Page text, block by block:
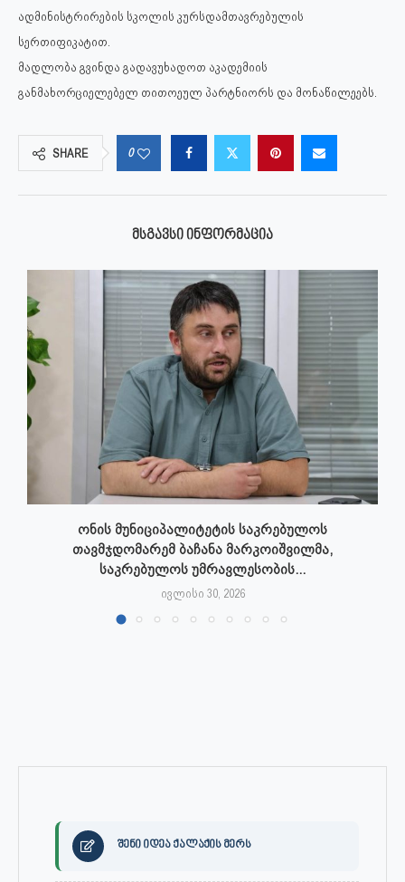
ადმინისტრირების სკოლის კურსდამთავრებულის
სერთიფიკატით.
მადლობა გვინდა გადავუხადოთ აკადემიის
განმახორციელებელ თითოეულ პარტნიორს და მონაწილეებს.
SHARE 0
ᲛᲡᲒᲐᲕᲡᲘ ᲘᲜᲤᲝᲠᲛᲐᲪᲘᲐ
ონის მუნიციპალიტეტის საკრებულოს
თავმჯდომარემ ბაჩანა მარკოიშვილმა,
საკრებულოს უმრავლესობის...
ივლისი 30, 2026
შენი იდეა ქალაქის მერს